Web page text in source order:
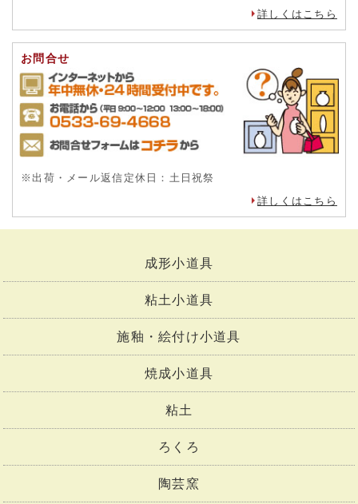
詳しくはこちら
お問合せ
※出荷・メール返信定休日：土日祝祭
詳しくはこちら
成形小道具
粘土小道具
施釉・絵付け小道具
焼成小道具
粘土
ろくろ
陶芸窯